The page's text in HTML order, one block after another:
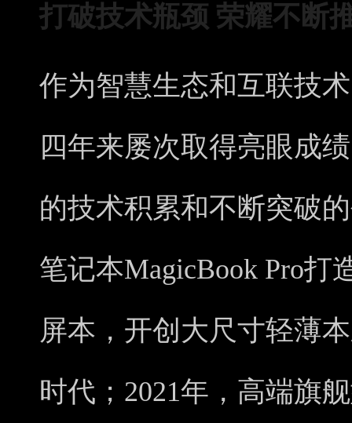
打破技术瓶颈 荣耀不断
作为智慧生态和互联技
四年来屡次取得亮眼成
的技术积累和不断突破
笔记本MagicBook Pro打
屏本，开创大尺寸轻薄
时代；2021年，高端旗